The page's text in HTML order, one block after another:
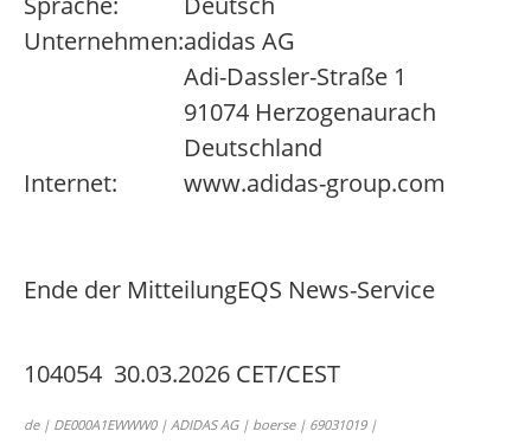
Unternehmen:adidas AG
Adi-Dassler-Straße 1
91074 Herzogenaurach
Deutschland
Internet:
www.adidas-group.com
Ende der MitteilungEQS News-Service
104054 30.03.2026 CET/CEST
de | DE000A1EWWW0 | ADIDAS AG | boerse | 69031019 |